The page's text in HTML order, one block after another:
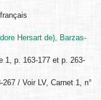
Hersart de), Barzas-
1, p. 163-177 et p. 263-
/ Voir LV, Carnet 1, n°